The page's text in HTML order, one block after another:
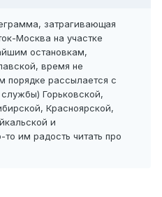
затрагивающая
Москва на участке
остановкам,
время не
порядке рассылается с
Горьковской,
Красноярской,
и
им радость читать про